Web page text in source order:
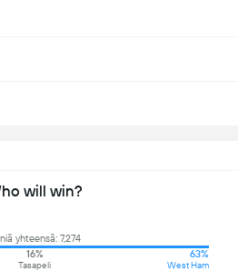
will win?
yhteensä: 7,274
16%
Tasapeli
63%
West Ham